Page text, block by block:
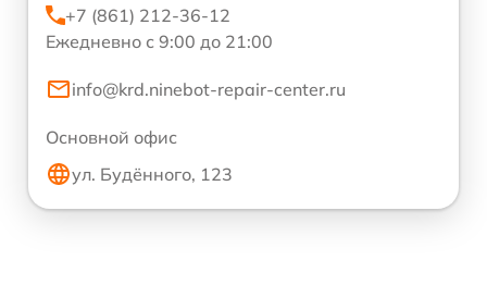
+7 (861) 212-36-12
Ежедневно с 9:00 до 21:00
info@krd.ninebot-repair-center.ru
Основной офис
ул. Будённого, 123